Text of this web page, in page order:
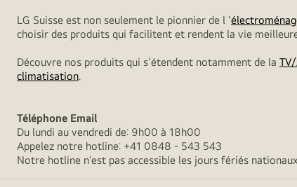
LG Suisse est non seulement le pionnier de l '
choisir des produits qui facilitent et rendent la vie
Découvre nos produits qui s’étendent notamment de la
climatisation.
Téléphone Email
Du lundi au vendredi de: 9h00 à 18h00
Appelez notre hotline: +41 0848 - 543 543
Notre hotline n’est pas accessible les jours fériés nationaux